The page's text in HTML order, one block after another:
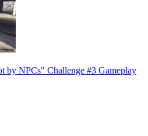
by NPCs" Challenge #3 Gameplay